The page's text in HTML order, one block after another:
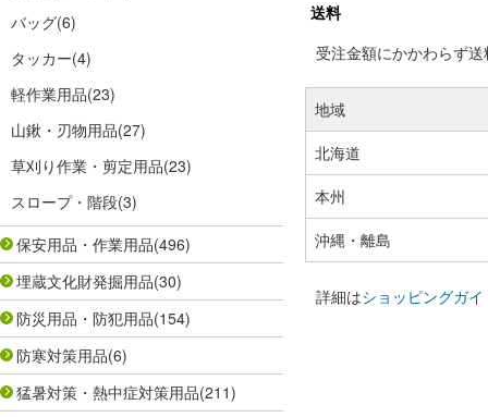
バッグ(6)
タッカー(4)
軽作業用品(23)
山鍬・刃物用品(27)
草刈り作業・剪定用品(23)
スロープ・階段(3)
保安用品・作業用品(496)
埋蔵文化財発掘用品(30)
防災用品・防犯用品(154)
防寒対策用品(6)
猛暑対策・熱中症対策用品(211)
送料
受注金額にかかわらず
地域
北海道
本州
沖縄・離島
詳細はショッピングガイ